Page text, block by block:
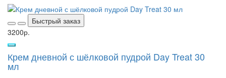
Быстрый заказ
3200р.
Крем дневной с шёлковой пудрой Day Treat 30
мл